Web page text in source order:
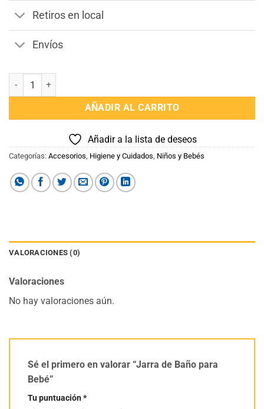
Retiros en local
Envíos
Jarra de Baño para Bebé cantidad
AÑADIR AL CARRITO
Añadir a la lista de deseos
Categorías: Accesorios Higiene y Cuidados Niños y Bebés
VALORACIONES (0)
Valoraciones
No hay valoraciones aún.
Sé el primero en valorar “Jarra de Baño para
Bebé”
Tu puntuación*